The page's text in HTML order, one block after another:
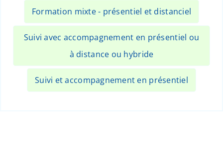
Formation mixte - présentiel et distanciel
Suivi avec accompagnement en présentiel ou
à distance ou hybride
Suivi et accompagnement en présentiel